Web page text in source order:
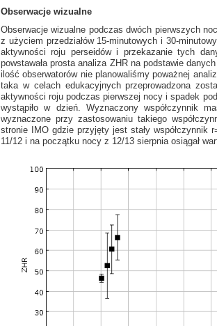
Obserwacje wizualne
Obserwacje wizualne podczas dwóch pierwszych
z użyciem przedziałów 15-minutowych i 30-
aktywności roju perseidów i przekazanie tych
powstawała prosta analiza ZHR na podstawie
ilość obserwatorów nie planowaliśmy poważnej
taka w celach edukacyjnych przeprowadzona
aktywności roju podczas pierwszej nocy i spadek
wystąpiło w dzień. Wyznaczony współczynnik
wyznaczone przy zastosowaniu takiego
stronie IMO gdzie przyjęty jest stały współczynnik
11/12 i na początku nocy z 12/13 sierpnia osiągał